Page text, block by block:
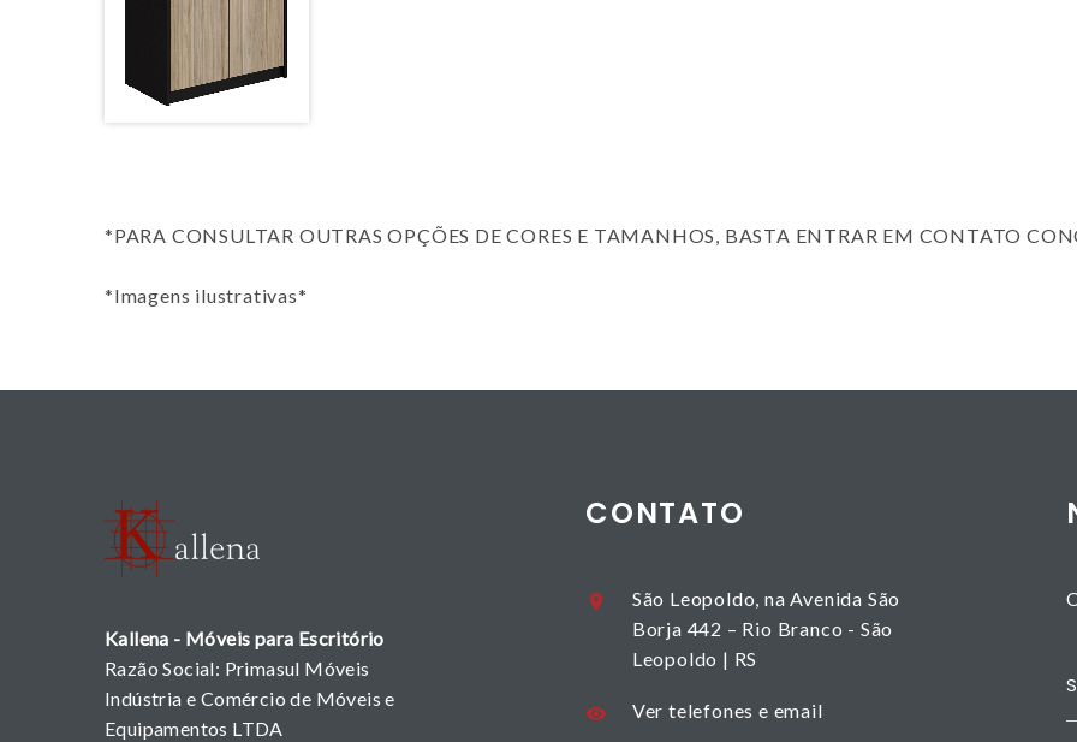
*PARA CONSULTAR OUTRAS OPÇÕES DE CORES E TAMANHOS, BASTA ENTRAR EM CONTATO
*Imagens ilustrativas*
Kallena - Móveis para Escritório
Razão Social: Primasul Móveis
Indústria e Comércio de Móveis e
Equipamentos LTDA
CONTATO
São Leopoldo, na Avenida São
Borja 442 – Rio Branco - São
Leopoldo | RS
Ver telefones e email